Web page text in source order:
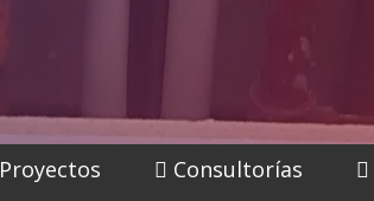
Proyectos Consultorías